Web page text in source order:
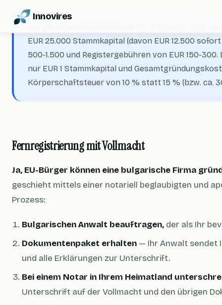
Innovires
EUR 25.000 Stammkapital (davon EUR 12.500
500-1.500 und Registergebühren von EUR 150-
nur EUR 1 Stammkapital und
Körperschaftsteuer von 10 % statt 15 % (bzw. ca.
Fernregistrierung mit Vollmacht
Ja, EU-Bürger können eine bulgarische Firma
geschieht mittels einer notariell beglaubigten und
Prozess:
Bulgarischen Anwalt beauftragen, der als Ihr
Dokumentenpaket erhalten — Ihr Anwalt sendet
und alle Erklärungen zur Unterschrift.
Bei einem Notar in Ihrem Heimatland
Unterschrift auf der Vollmacht und den übrigen